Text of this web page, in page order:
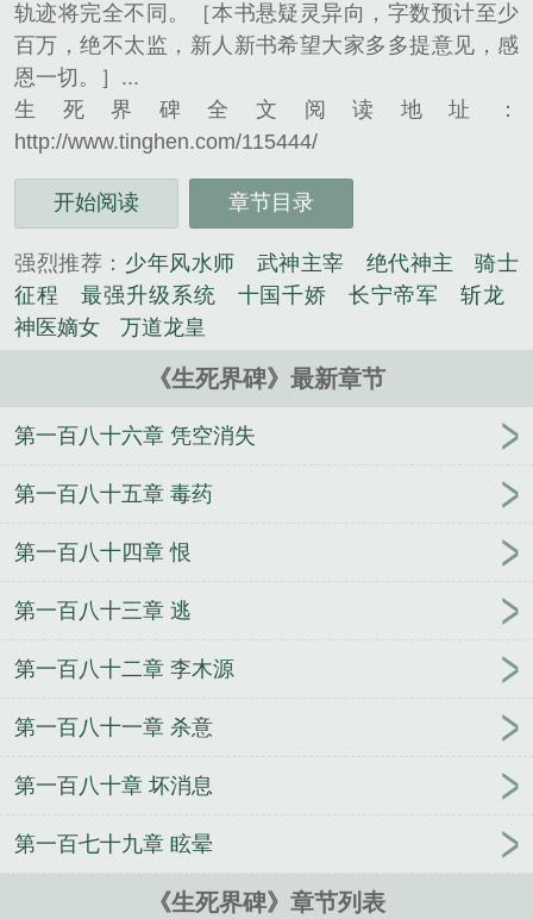
轨迹将完全不同。［本书悬疑灵异向，字数预计至少
百万，绝不太监，新人新书希望大家多多提意见，感
恩一切。］...
生死界碑全文阅读地址：
http://www.tinghen.com/115444/
开始阅读 章节目录
强烈推荐： 少年风水师 武神主宰 绝代神主
骑士
征程
最强升级系统 十国千娇 长宁帝军
斩龙
神医嫡女
万道龙皇
《生死界碑》最新章节
第一百八十六章 凭空消失
第一百八十五章 毒药
第一百八十四章 恨
第一百八十三章 逃
第一百八十二章 李木源
第一百八十一章 杀意
第一百八十章 坏消息
第一百七十九章 眩晕
《生死界碑》章节列表